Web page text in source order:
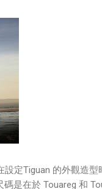
設定Tiguan 的外觀造型
是在於 Touareg 和